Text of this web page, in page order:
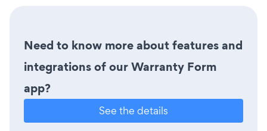
Need to know more about features and
integrations of our Warranty Form
app?
See the details